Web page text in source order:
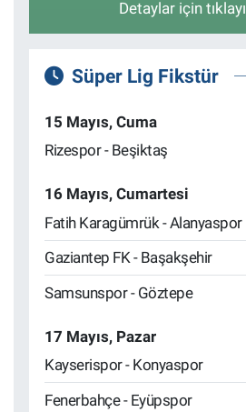
Detaylar için
Süper Lig Fikstür
15 Mayıs, Cuma
Rizespor - Beşiktaş
16 Mayıs, Cumartesi
Fatih Karagümrük - Alanyaspor
Gaziantep FK - Başakşehir
Samsunspor - Göztepe
17 Mayıs, Pazar
Kayserispor - Konyaspor
Fenerbahçe - Eyüpspor